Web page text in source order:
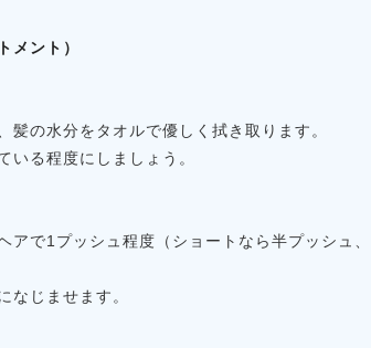
メント）
髪の水分をタオルで優しく拭き取ります。
いる程度にしましょう。
アで1プッシュ程度（ショートなら半プッシュ
なじませます。